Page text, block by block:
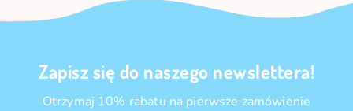
Zapisz się do naszego newslettera!
Otrzymaj 10% rabatu na pierwsze zamówienie